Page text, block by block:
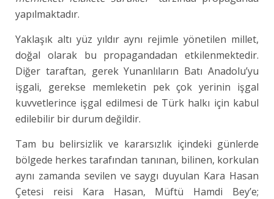
yapılmaktadır.
Yaklaşık altı yüz yıldır aynı rejimle yönetilen millet,
doğal olarak bu propagandadan etkilenmektedir.
Diğer taraftan, gerek Yunanlıların Batı Anadolu’yu
işgali, gerekse memleketin pek çok yerinin işgal
kuvvetlerince işgal edilmesi de Türk halkı için kabul
edilebilir bir durum değildir.
Tam bu belirsizlik ve kararsızlık içindeki günlerde
bölgede herkes tarafından tanınan, bilinen, korkulan
aynı zamanda sevilen ve saygı duyulan Kara Hasan
Çetesi reisi Kara Hasan, Müftü Hamdi Bey’e;